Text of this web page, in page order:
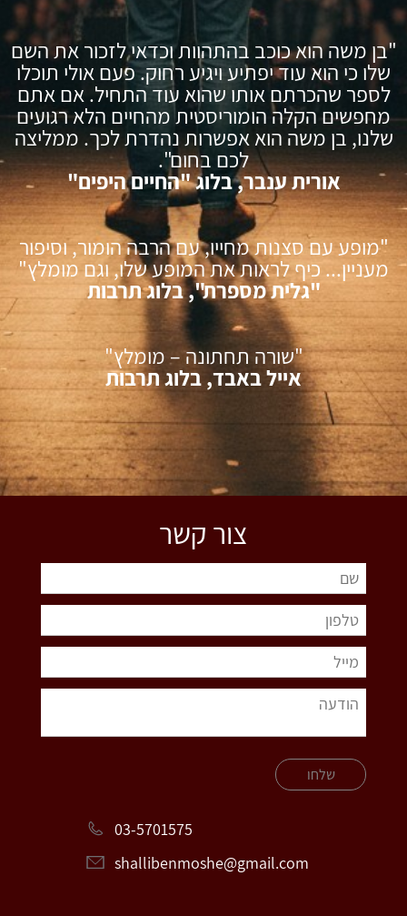
"בן משה הוא כוכב בהתהוות וכדאי לזכור את השם
שלו כי הוא עוד יפתיע ויגיע רחוק. פעם אולי תוכלו
לספר שהכרתם אותו שהוא עוד התחיל. אם אתם
מחפשים הקלה הומוריסטית מהחיים הלא רגועים
שלנו, בן משה הוא אפשרות נהדרת לכך. ממליצה
לכם בחום".
אורית ענבר, בלוג "החיים היפים"
"מופע עם סצנות מחייו, עם הרבה הומור, וסיפור
מעניין... כיף לראות את המופע שלו, וגם מומלץ"
"גלית מספרת", בלוג תרבות
"שורה תחתונה – מומלץ"
אייל באבד, בלוג תרבות
צור קשר
שלחו
03-5701575
shallibenmoshe@gmail.com